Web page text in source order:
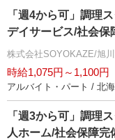
「週4から可」調理
デイサービス/社会保
株式会社SOYOKAZE/旭
時給1,075円～1,100円
アルバイト・パート / 北
「週3から可」調理
人ホーム/社会保障完